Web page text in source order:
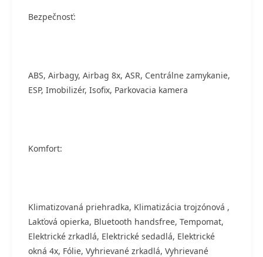
Bezpečnosť:
ABS, Airbagy, Airbag 8x, ASR, Centrálne zamykanie,
ESP, Imobilizér, Isofix, Parkovacia kamera
Komfort:
Klimatizovaná priehradka, Klimatizácia trojzónová ,
Lakťová opierka, Bluetooth handsfree, Tempomat,
Elektrické zrkadlá, Elektrické sedadlá, Elektrické
okná 4x, Fólie, Vyhrievané zrkadlá, Vyhrievané